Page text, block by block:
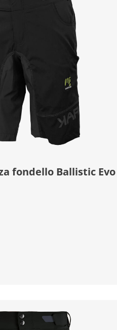
Bikeshort senza fondello Ballistic Evo